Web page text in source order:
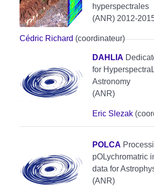
hyperspectrales
(ANR) 2012-
Cédric Richard(coordinateur)
DAHLIA
for
Astronomy
(ANR)
Eric Slezak
POLCA
pOLychromatric
data for
(ANR)